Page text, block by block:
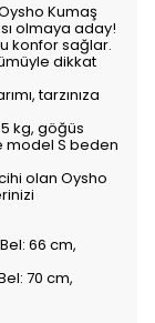
Kumaş
olmaya aday!
konfor sağlar.
dikkat
tarzınıza
kg, göğüs
model S beden
olan Oysho
66 cm,
70 cm,